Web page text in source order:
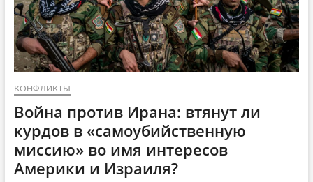
КОНФЛИКТЫ
Война против Ирана: втянут ли
курдов в «самоубийственную
миссию» во имя интересов
Америки и Израиля?